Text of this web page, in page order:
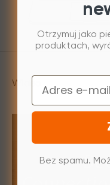
Wideo
Otrzymuj jako
produktach,
Email
Bez spamu.